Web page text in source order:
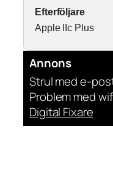
Efterföljare
Apple IIc Plus
Annons
Strul med e-
Problem med
Digital Fixare